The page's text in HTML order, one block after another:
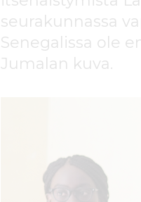
seurakunnassa
Senegalissa ole
Jumalan kuva.